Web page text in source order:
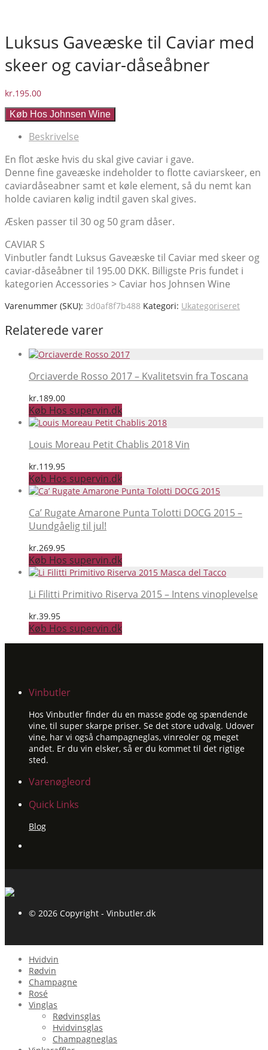
Luksus Gaveæske til Caviar med
skeer og caviar-dåseåbner
kr.195.00
Køb Hos Johnsen Wine
Beskrivelse
En flot æske hvis du skal give caviar i gave.
Denne fine gaveæske indeholder to flotte caviarskeer, en
caviardåseabner samt et køle element, så du nemt kan
holde caviaren kølig indtil gaven skal gives.
Æsken passer til 30 og 50 gram dåser.
CAVIAR S
Vinbutler fandt Luksus Gaveæske til Caviar med skeer og
caviar-dåseåbner til 195.00 DKK. Billigste Pris fundet i
kategorien Accessories > Caviar hos Johnsen Wine
Varenummer (SKU): 3d0af8f7b488 Kategori: Ukategoriseret
Relaterede varer
Orciaverde Rosso 2017 – Kvalitetsvin fra Toscana
kr.189.00
Køb Hos supervin.dk
Louis Moreau Petit Chablis 2018 Vin
kr.119.95
Køb Hos supervin.dk
Ca’ Rugate Amarone Punta Tolotti DOCG 2015 –
Uundgåelig til jul!
kr.269.95
Køb Hos supervin.dk
Li Filitti Primitivo Riserva 2015 – Intens vinoplevelse
kr.39.95
Køb Hos supervin.dk
Vinbutler
Hos Vinbutler finder du en masse gode og spændende
vine, til super skarpe priser. Se det store udvalg. Udover
vine, har vi også champagneglas, vinreoler og meget
andet. Er du vin elsker, så er du kommet til det rigtige
sted.
Varenøgleord
Quick Links
Blog
© 2026 Copyright - Vinbutler.dk
Hvidvin
Rødvin
Champagne
Rosé
Vinglas
Rødvinsglas
Hvidvinsglas
Champagneglas